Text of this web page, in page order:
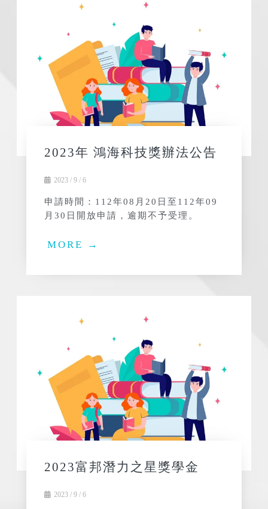
2023年 鴻海科技獎辦法公告
2023 / 9 / 6
申請時間：112年08月20日至112年09
月30日開放申請，逾期不予受理。
MORE →
2023富邦潛力之星獎學金
2023 / 9 / 6